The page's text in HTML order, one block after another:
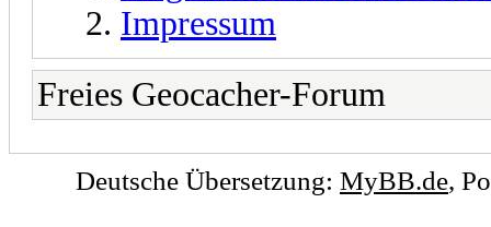
Impressum
Freies Geocacher-Forum
Deutsche Übersetzung: MyBB.de,